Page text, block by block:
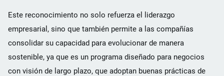
Este reconocimiento no solo refuerza el liderazgo
empresarial, sino que también permite a las compañías
consolidar su capacidad para evolucionar de manera
sostenible, ya que es un programa diseñado para negocios
con visión de largo plazo, que adoptan buenas prácticas de